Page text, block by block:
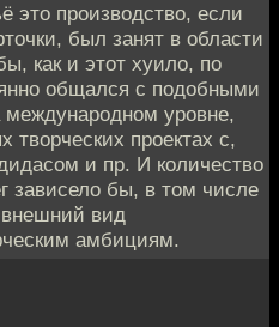
это производство, если
был занят в области
как и этот хуило, по
общался с подобными
уровне,
творческих проектах с,
и пр. И количество
зависело бы, в том числе
внешний вид
амбициям.